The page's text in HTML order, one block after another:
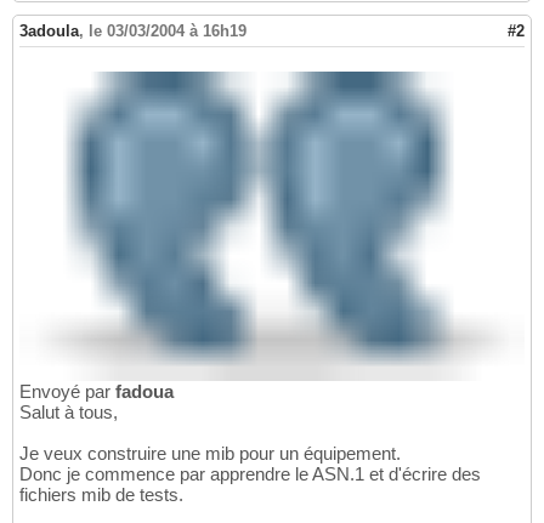
3adoula, le 03/03/2004 à 16h19 #2
Envoyé par fadoua
Salut à tous,
Je veux construire une mib pour un équipement.
Donc je commence par apprendre le ASN.1 et d'écrire des
fichiers mib de tests.